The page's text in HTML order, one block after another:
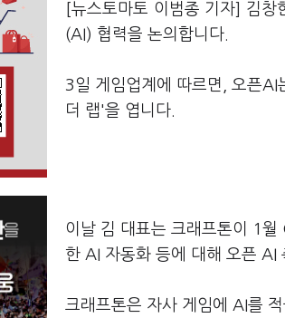
[뉴스토마토 이범종 기자] 김창
(AI) 협력을 논의합니다.
3일 게임업계에 따르면, 오픈AI
더 랩'을 엽니다.
이날 김 대표는 크래프톤이 1
한 AI 자동화 등에 대해 오픈 AI
크래프톤은 자사 게임에 AI를